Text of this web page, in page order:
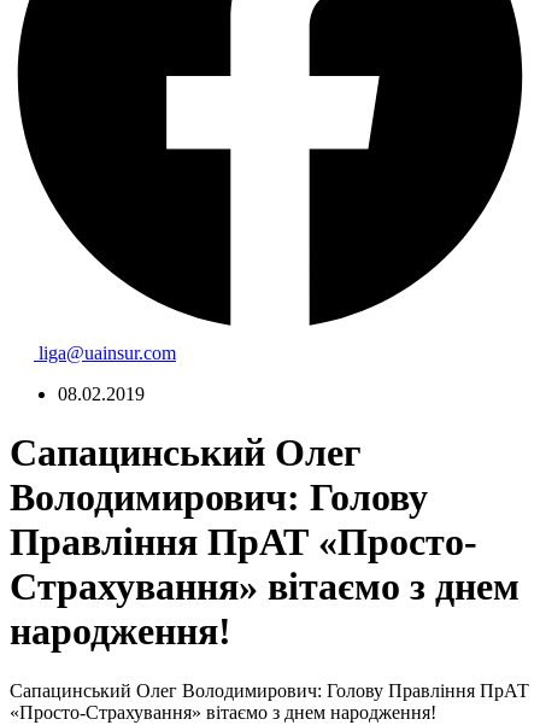
liga@uainsur.com
08.02.2019
Сапацинський Олег
Володимирович: Голову
Правління ПрАТ «Просто-
Страхування» вітаємо з днем
народження!
Сапацинський Олег Володимирович: Голову Правління ПрАТ
«Просто-Страхування» вітаємо з днем народження!